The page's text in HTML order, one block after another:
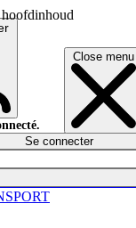
Close menu
Se connecter